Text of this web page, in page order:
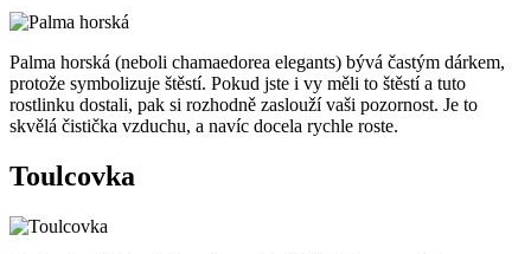
Palma horská (neboli chamaedorea elegants) bývá častým dárkem,
protože symbolizuje štěstí. Pokud jste i vy měli to štěstí a tuto
rostlinku dostali, pak si rozhodně zaslouží vaši pozornost. Je to
skvělá čistička vzduchu, a navíc docela rychle roste.
Toulcovka